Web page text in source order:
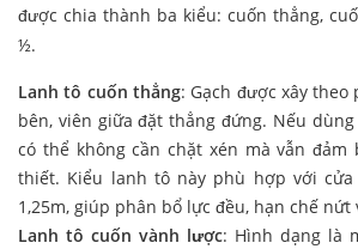
được chia thành ba kiểu: cuốn thẳng,
½.
Lanh tô cuốn thẳng: Gạch được xây
bên, viên giữa đặt thẳng đứng. Nếu
có thể không cần chặt xén mà vẫn đảm
thiết. Kiểu lanh tô này phù hợp với cửa
1,25m, giúp phân bổ lực đều, hạn chế nứt
Lanh tô cuốn vành lược: Hình dạng là